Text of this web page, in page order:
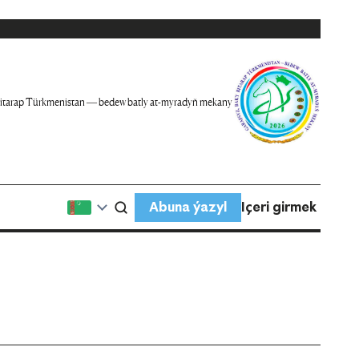
Türkmenistan — bedew batly at-myradyň mekany
Abuna ýazyl Içeri girmek